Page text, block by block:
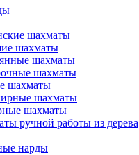
шахматы
шахматы
шахматы
шахматы
шахматы
шахматы
шахматы
ручной работы из дерева
нарды